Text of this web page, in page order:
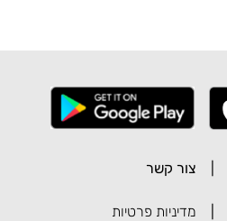
צור קשר
מדיניות פרטיות